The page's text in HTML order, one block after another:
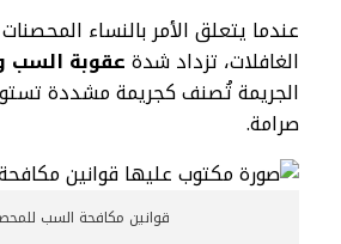
عندما يتعلق الأمر بالنساء
الغافلات، تزداد شدةعقوبة السب
الجريمة تُصنف كجريمة مشددة
صرامة.
قوانين مكافحة السب